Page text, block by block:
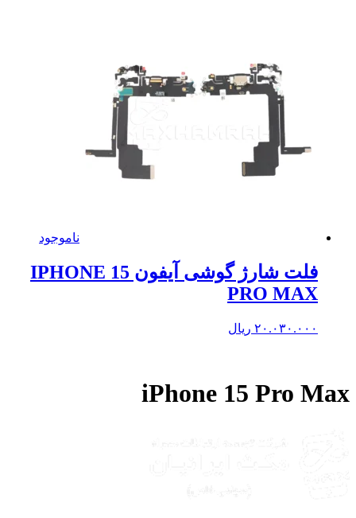
ناموجود
فلت شارژ گوشی آیفون IPHONE 15
PRO MAX
۲۰.۰۳۰.۰۰۰ ریال
iPhone 15 Pro